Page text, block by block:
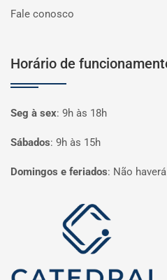
Fale conosco
Horário de
Seg à sex: 9h às 18h
Sábados: 9h às 15h
Domingos e feriados: Não
Página inicial